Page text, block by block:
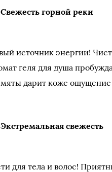
Свежесть горной реки
источник энергии!
геля для душа
мяты дарит коже
Экстремальная свежесть
для тела и волос!